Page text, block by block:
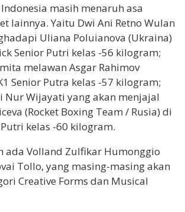
masih menaruh asa
lainnya. Yaitu Dwi Ani Retno Wulan
Uliana Poluianova (Ukraina)
Senior Putri kelas -56 kilogram;
melawan Asgar Rahimov
Senior Putra kelas -57 kilogram;
Nur Wijayati yang akan menjajal
(Rocket Boxing Team / Rusia) di
kelas -60 kilogram.
ada Volland Zulfikar Humonggio
Tollo, yang masing-masing akan
Creative Forms dan Musical